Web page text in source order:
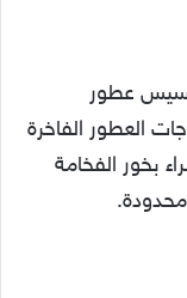
عطور
العطور الفاخرة
بخور الفخامة